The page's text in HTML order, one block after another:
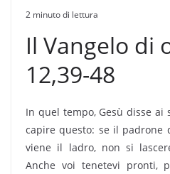
2 minuto di lettura
Il Vangelo di
12,39-48
In quel tempo, Gesù disse ai
capire questo: se il padrone
viene il ladro, non si
Anche voi tenetevi pronti,